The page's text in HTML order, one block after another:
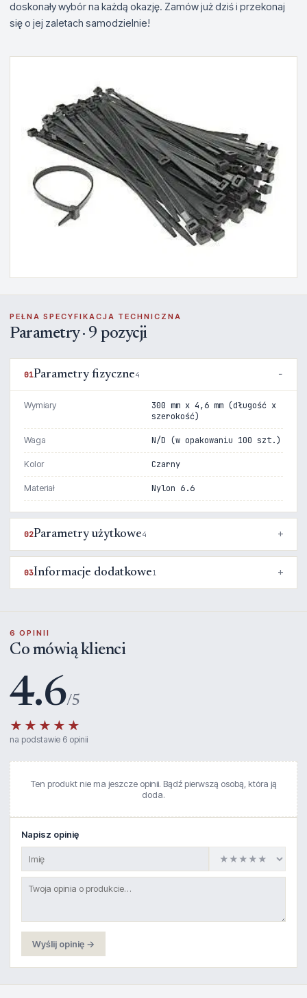
doskonały wybór na każdą okazję. Zamów już dziś i przekonaj
się o jej zaletach samodzielnie!
PEŁNA SPECYFIKACJA TECHNICZNA
Parametry · 9 pozycji
01Parametry fizyczne4
Wymiary
300 mm x 4,6 mm (długość x
szerokość)
Waga N/D (w opakowaniu 100 szt.)
Kolor Czarny
Materiał Nylon 6.6
02Parametry użytkowe4
03Informacje dodatkowe1
6 OPINII
Co mówią klienci
4.6/5
★★★★★
na podstawie 6 opinii
Ten produkt nie ma jeszcze opinii. Bądź pierwszą osobą, która ją
doda.
Napisz opinię
Wyślij opinię →